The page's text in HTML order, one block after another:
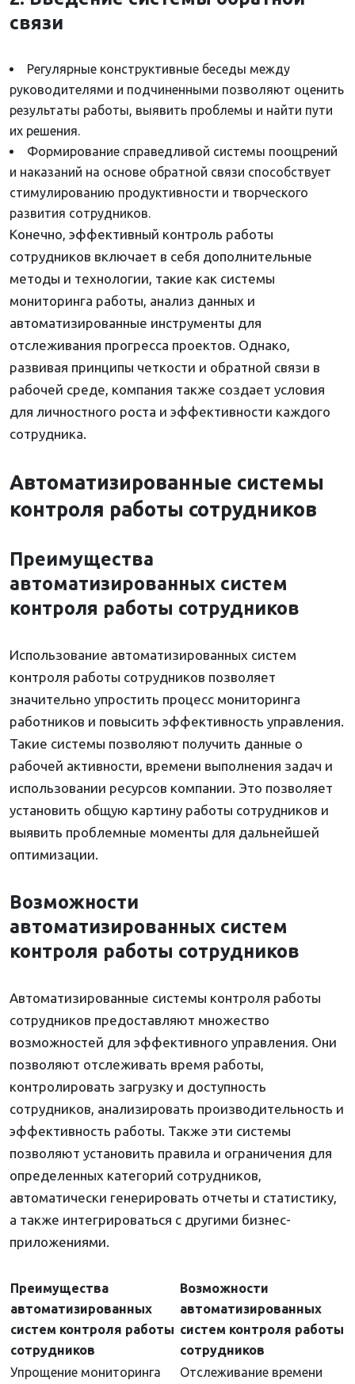
связи
Регулярные конструктивные беседы между
руководителями и подчиненными позволяют оценить
результаты работы, выявить проблемы и найти пути
их решения.
Формирование справедливой системы поощрений
и наказаний на основе обратной связи способствует
стимулированию продуктивности и творческого
развития сотрудников.
Конечно, эффективный контроль работы
сотрудников включает в себя дополнительные
методы и технологии, такие как системы
мониторинга работы, анализ данных и
автоматизированные инструменты для
отслеживания прогресса проектов. Однако,
развивая принципы четкости и обратной связи в
рабочей среде, компания также создает условия
для личностного роста и эффективности каждого
сотрудника.
Автоматизированные системы
контроля работы сотрудников
Преимущества
автоматизированных систем
контроля работы сотрудников
Использование автоматизированных систем
контроля работы сотрудников позволяет
значительно упростить процесс мониторинга
работников и повысить эффективность управления.
Такие системы позволяют получить данные о
рабочей активности, времени выполнения задач и
использовании ресурсов компании. Это позволяет
установить общую картину работы сотрудников и
выявить проблемные моменты для дальнейшей
оптимизации.
Возможности
автоматизированных систем
контроля работы сотрудников
Автоматизированные системы контроля работы
сотрудников предоставляют множество
возможностей для эффективного управления. Они
позволяют отслеживать время работы,
контролировать загрузку и доступность
сотрудников, анализировать производительность и
эффективность работы. Также эти системы
позволяют установить правила и ограничения для
определенных категорий сотрудников,
автоматически генерировать отчеты и статистику,
а также интегрироваться с другими бизнес-
приложениями.
Преимущества
автоматизированных
систем контроля работы
сотрудников
Возможности
автоматизированных
систем контроля работы
сотрудников
Упрощение мониторинга
Отслеживание времени